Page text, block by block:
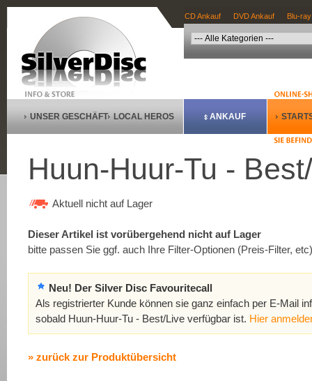
CD Ankauf DVD Ankauf Blu-
UNSER GESCHÄFT LOCAL HEROS ANKAUF
Huun-Huur-Tu -
Aktuell nicht auf Lager
Dieser Artikel ist vorübergehend nicht auf Lager
bitte passen Sie ggf. auch Ihre Filter-Optionen (Preis-Filter,
Neu! Der Silver Disc Favouritecall
Als registrierter Kunde können sie ganz einfach per E-Mail
sobald Huun-Huur-Tu - Best/Live verfügbar ist. Hier
» zurück zur Produktübersicht